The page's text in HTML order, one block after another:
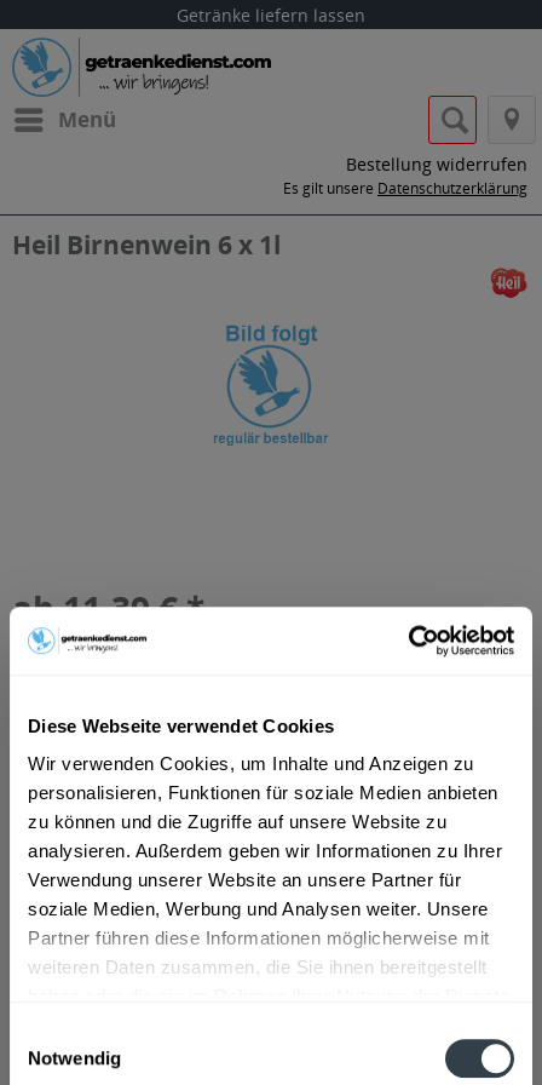
Diese Webseite verwendet Cookies
Wir verwenden Cookies, um Inhalte und Anzeigen zu
personalisieren, Funktionen für soziale Medien anbieten
zu können und die Zugriffe auf unsere Website zu
analysieren. Außerdem geben wir Informationen zu Ihrer
Verwendung unserer Website an unsere Partner für
soziale Medien, Werbung und Analysen weiter. Unsere
Partner führen diese Informationen möglicherweise mit
weiteren Daten zusammen, die Sie ihnen bereitgestellt
Notwendig
Getränke liefern lassen
Menü
Bestellung widerrufen
Es gilt unsere Datenschutzerklärung
Heil Birnenwein 6 x 1l
ab 11,39 € *
Inhalt:6 Liter (1,90 € * / 1 Liter)
inkl. MwSt.
ggf. zzgl. Erschwerniszuschlag
MEHRWEG
+2,40 € Pfand
In denWarenkorb
Artikel-Nr.:
26982
Verfügbar in:
Beschreibung
mehr